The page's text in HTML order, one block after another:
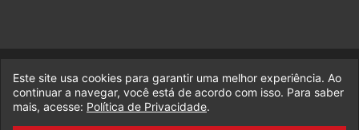
© 2017-2026 Legado da Marvel, uma empresa da Legado
Enterprises.
Este site usa cookies para garantir uma melhor experiência. Ao
continuar a navegar, você está de acordo com isso. Para saber
mais, acesse: Política de Privacidade.